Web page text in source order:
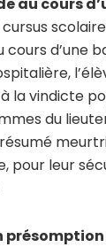
cursus
cours
la vindicte
du
pour leur